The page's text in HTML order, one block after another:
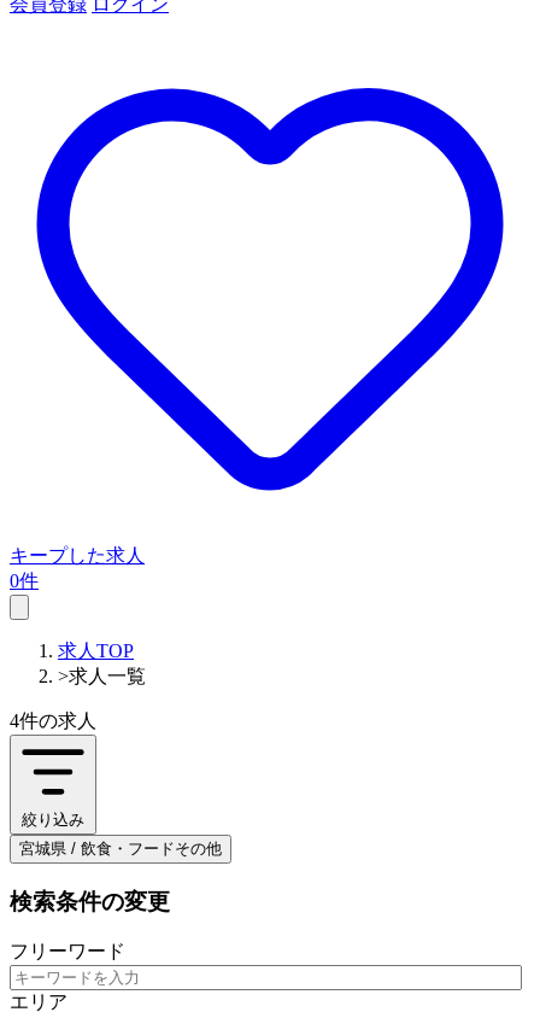
会員登録 ログイン
キープした求人
0件
求人TOP
>求人一覧
4件の求人
絞り込み
宮城県 / 飲食・フードその他
検索条件の変更
フリーワード
エリア